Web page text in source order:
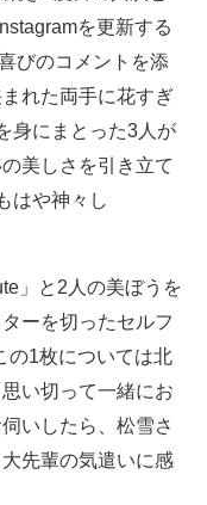
を更新する
びのコメントを添
れた両手に花すぎ
身にまとった3人が
美しさを引き立て
はや神々し
」と2人の美ぼうを
ーを切ったセルフ
の1枚については北
い切って一緒にお
いしたら、松雪さ
先輩の気遣いに感